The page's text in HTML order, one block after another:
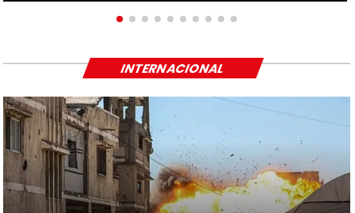
INTERNACIONAL